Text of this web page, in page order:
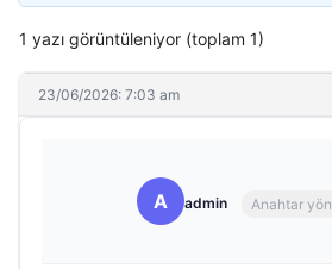
1 yazı görüntüleniyor (toplam 1)
23/06/2026: 7:03 am
A admin Anahtar